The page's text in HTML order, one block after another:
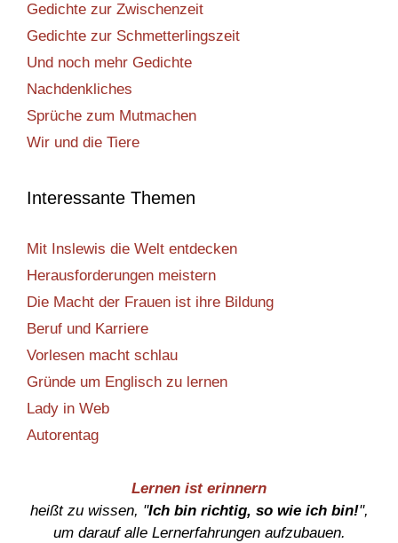
Gedichte zur Zwischenzeit
Gedichte zur Schmetterlingszeit
Und noch mehr Gedichte
Nachdenkliches
Sprüche zum Mutmachen
Wir und die Tiere
Interessante Themen
Mit Inslewis die Welt entdecken
Herausforderungen meistern
Die Macht der Frauen ist ihre Bildung
Beruf und Karriere
Vorlesen macht schlau
Gründe um Englisch zu lernen
Lady in Web
Autorentag
Lernen ist erinnern
heißt zu wissen, "Ich bin richtig, so wie ich bin!",
um darauf alle Lernerfahrungen aufzubauen.